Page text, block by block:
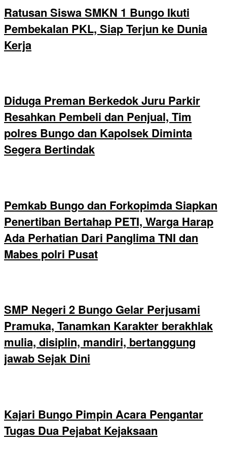
Ratusan Siswa SMKN 1 Bungo Ikuti
Pembekalan PKL, Siap Terjun ke Dunia
Kerja
Diduga Preman Berkedok Juru Parkir
Resahkan Pembeli dan Penjual, Tim
polres Bungo dan Kapolsek Diminta
Segera Bertindak
Pemkab Bungo dan Forkopimda Siapkan
Penertiban Bertahap PETI, Warga Harap
Ada Perhatian Dari Panglima TNI dan
Mabes polri Pusat
SMP Negeri 2 Bungo Gelar Perjusami
Pramuka, Tanamkan Karakter berakhlak
mulia, disiplin, mandiri, bertanggung
jawab Sejak Dini
Kajari Bungo Pimpin Acara Pengantar
Tugas Dua Pejabat Kejaksaan